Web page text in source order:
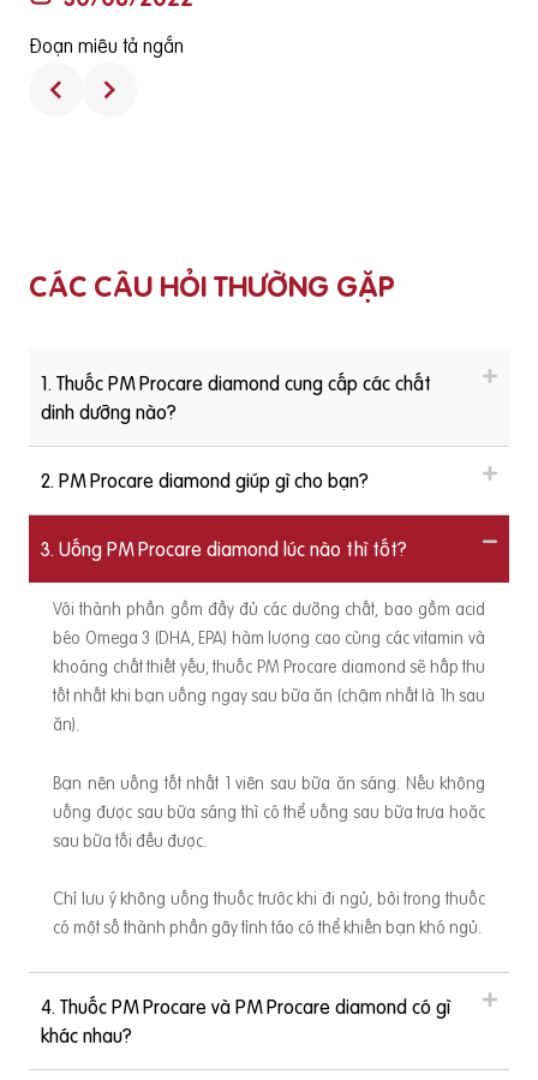
Đoạn miêu tả ngắn
CÁC CÂU HỎI THƯỜNG GẶP
1. Thuốc PM Procare diamond cung cấp các chất
dinh dưỡng nào?
2. PM Procare diamond giúp gì cho bạn?
3. Uống PM Procare diamond lúc nào thì tốt?
Với thành phần gồm đầy đủ các dưỡng chất, bao gồm acid
béo Omega 3 (DHA, EPA) hàm lượng cao cùng các vitamin và
khoáng chất thiết yếu, thuốc PM Procare diamond sẽ hấp thu
tốt nhất khi bạn uống ngay sau bữa ăn (chậm nhất là 1h sau
ăn).
Bạn nên uống tốt nhất 1 viên sau bữa ăn sáng. Nếu không
uống được sau bữa sáng thì có thể uống sau bữa trưa hoặc
sau bữa tối đều được.
Chỉ lưu ý không uống thuốc trước khi đi ngủ, bởi trong thuốc
có một số thành phần gây tỉnh táo có thể khiến bạn khó ngủ.
4. Thuốc PM Procare và PM Procare diamond có gì
khác nhau?